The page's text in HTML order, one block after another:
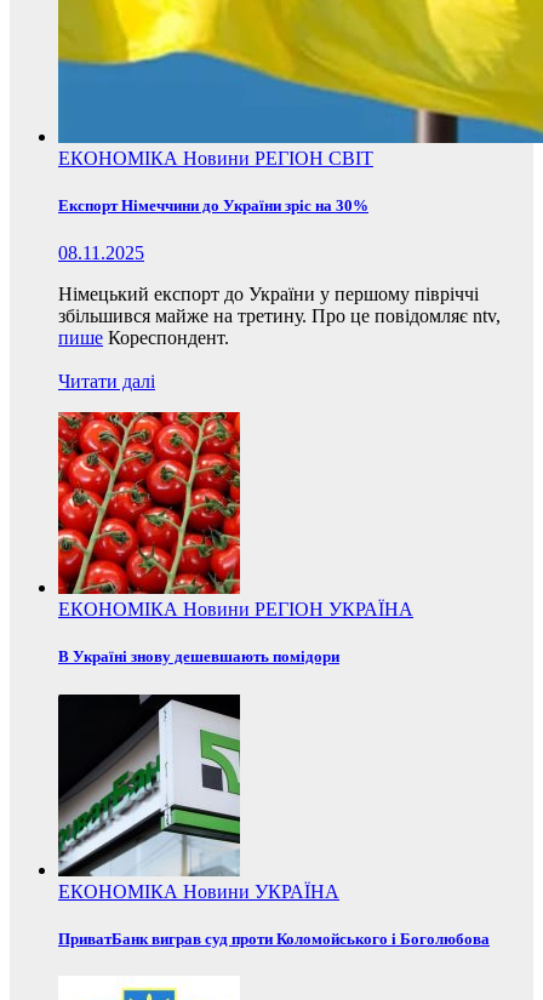
ЕКОНОМІКА Новини РЕГІОН СВІТ
Експорт Німеччини до України зріс на 30%
08.11.2025
Німецький експорт до України у першому півріччі
збільшився майже на третину. Про це повідомляє ntv,
пише Кореспондент.
Читати далі
ЕКОНОМІКА Новини РЕГІОН УКРАЇНА
В Україні знову дешевшають помідори
ЕКОНОМІКА Новини УКРАЇНА
ПриватБанк виграв суд проти Коломойського і Боголюбова